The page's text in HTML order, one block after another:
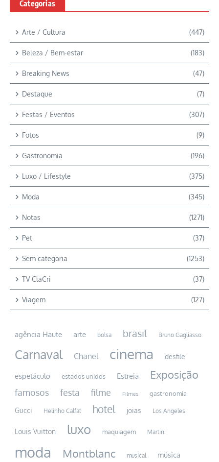
Categorias
Arte / Cultura (447)
Beleza / Bem-estar (183)
Breaking News (47)
Destaque (7)
Festas / Eventos (307)
Fotos (9)
Gastronomia (196)
Luxo / Lifestyle (375)
Moda (345)
Notas (1271)
Pet (37)
Sem categoria (1253)
TV ClaCri (37)
Viagem (127)
agência Haute arte bolsa brasil Bruno Gagliasso
Carnaval Chanel cinema desfile
espetáculo estados unidos Estreia Exposição
famosos festa filme Filmes gastronomia
Gucci Helinho Calfat hotel joias Los Angeles
Louis Vuitton luxo maquiagem Martini
moda Montblanc musical música